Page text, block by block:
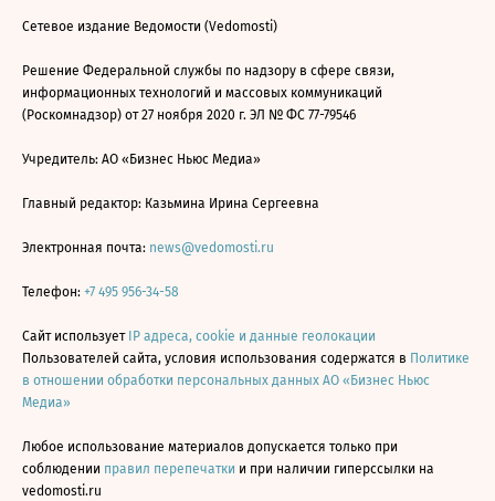
Сетевое издание Ведомости (Vedomosti)
Решение Федеральной службы по надзору в сфере связи,
информационных технологий и массовых коммуникаций
(Роскомнадзор) от 27 ноября 2020 г. ЭЛ № ФС 77-79546
Учредитель: АО «Бизнес Ньюс Медиа»
Главный редактор: Казьмина Ирина Сергеевна
Электронная почта: news@vedomosti.ru
Телефон: +7 495 956-34-58
Сайт использует IP адреса, cookie и данные геолокации
Пользователей сайта, условия использования содержатся в Политике
в отношении обработки персональных данных АО «Бизнес Ньюс
Медиа»
Любое использование материалов допускается только при
соблюдении правил перепечатки и при наличии гиперссылки на
vedomosti.ru